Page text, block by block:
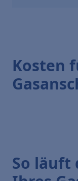
Kosten
So läuft